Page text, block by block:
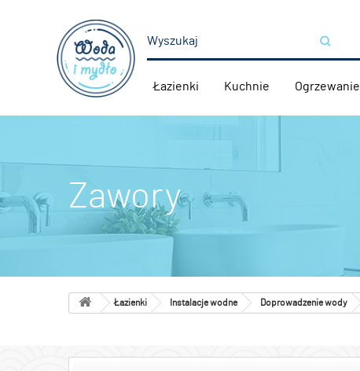
Łazienki Kuchnie Ogrzewanie
Zawory
Łazienki Instalacje wodne Doprowadzenie wody